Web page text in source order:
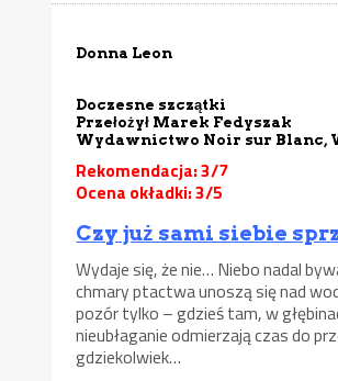
Donna Leon
Doczesne szczątki
Przełożył Marek Fedyszak
Wydawnictwo Noir sur Blanc,
Rekomendacja: 3/7
Ocena okładki: 3/5
Czy już sami siebie
Wydaje się, że nie… Niebo nadal
chmary ptactwa unoszą się nad
pozór tylko – gdzieś tam, w
nieubłaganie odmierzają czas do
gdziekolwiek…